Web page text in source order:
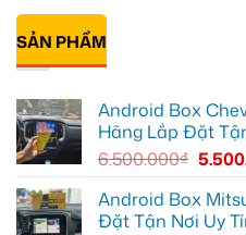
màn
zin
thành
Smart
tại
Quận
Thủ
Đức
Vios
Quang
màn
hình
android
Hyundai
Accent
tại
Quận
giải
tiện
có
luận
ở
Anh
HUD
cho
Honda
Quận
SẢN PHẨM
Android Box
Hãng Lắp Đặt
6.500.000₫
Android Box
Đặt Tận Nơi Uy